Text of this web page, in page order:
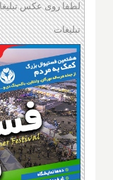
لطفا روی عکس
تبلیغات